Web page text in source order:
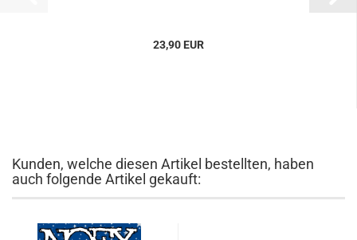
23,90 EUR
Kunden, welche diesen Artikel bestellten, haben
auch folgende Artikel gekauft: